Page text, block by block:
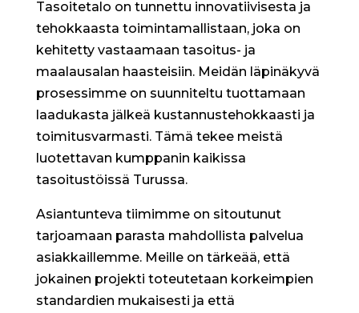
Tasoitetalo on tunnettu innovatiivisesta ja
tehokkaasta toimintamallistaan, joka on
kehitetty vastaamaan tasoitus- ja
maalausalan haasteisiin. Meidän läpinäkyvä
prosessimme on suunniteltu tuottamaan
laadukasta jälkeä kustannustehokkaasti ja
toimitusvarmasti. Tämä tekee meistä
luotettavan kumppanin kaikissa
tasoitustöissä Turussa.
Asiantunteva tiimimme on sitoutunut
tarjoamaan parasta mahdollista palvelua
asiakkaillemme. Meille on tärkeää, että
jokainen projekti toteutetaan korkeimpien
standardien mukaisesti ja että